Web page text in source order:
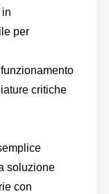
in
per
critiche
soluzione
con